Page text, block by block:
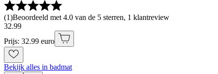
(1)Beoordeeld met 4.0 van de 5 sterren, 1 klantreview
32.99
Prijs: 32.99 euro
Bekijk alles in badmat